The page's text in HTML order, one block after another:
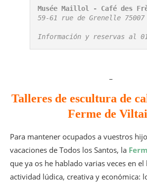
Musée Maillol - Café des
59-61 rue de Grenelle
Información y reservas al
Talleres de escultura de
Ferme de
Para mantener ocupados a vuestros
vacaciones de Todos los Santos, la
que ya os he hablado varias veces en
actividad lúdica, creativa y económica: